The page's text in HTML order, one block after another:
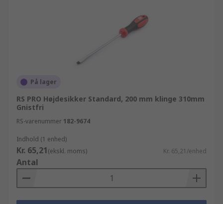
På lager
RS PRO Højdesikker Standard, 200 mm klinge 310mm
Gnistfri
RS-varenummer 182-9674
Indhold (1 enhed)
Kr. 65,21(ekskl. moms) Kr. 65,21/enhed
Antal